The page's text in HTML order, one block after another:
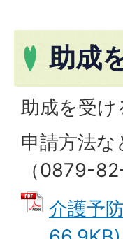
助成
助成を受
申請方法
（0879-
介護予